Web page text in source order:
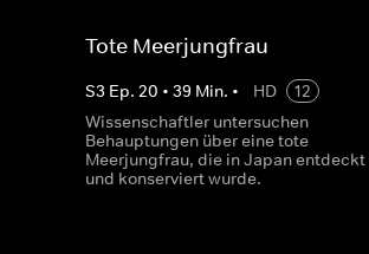
Tote Meerjungfrau
S3 Ep. 20 • 39 Min. • HD
12
Wissenschaftler untersuchen
Behauptungen über eine tote
Meerjungfrau, die in Japan entdeckt
und konserviert wurde.